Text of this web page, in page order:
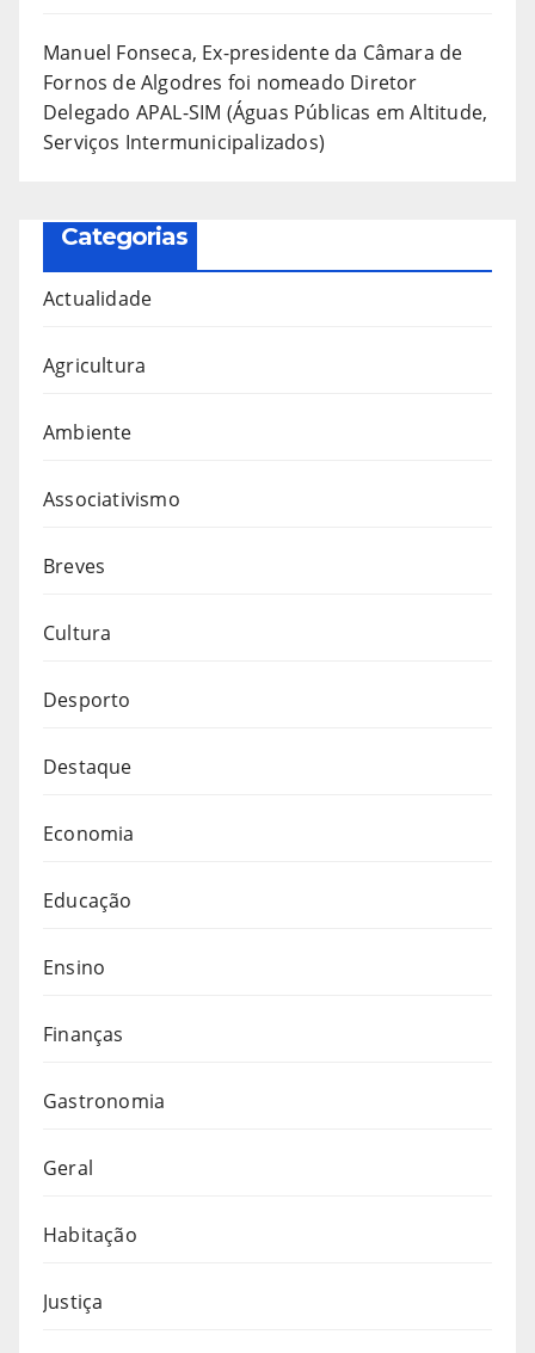
Manuel Fonseca, Ex-presidente da Câmara de
Fornos de Algodres foi nomeado Diretor
Delegado APAL-SIM (Águas Públicas em Altitude,
Serviços Intermunicipalizados)
Categorias
Actualidade
Agricultura
Ambiente
Associativismo
Breves
Cultura
Desporto
Destaque
Economia
Educação
Ensino
Finanças
Gastronomia
Geral
Habitação
Justiça